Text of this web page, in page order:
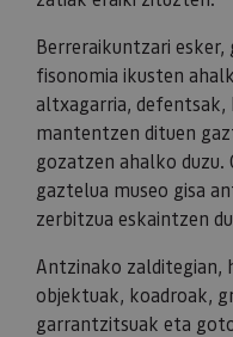
Berreraikuntzari
fisonomia ikusten
altxagarria, defentsak,
mantentzen dituen
gozatzen ahalko duzu.
gaztelua museo gisa
zerbitzua eskaintzen
Antzinako zalditegian,
objektuak, koadroak,
garrantzitsuak eta